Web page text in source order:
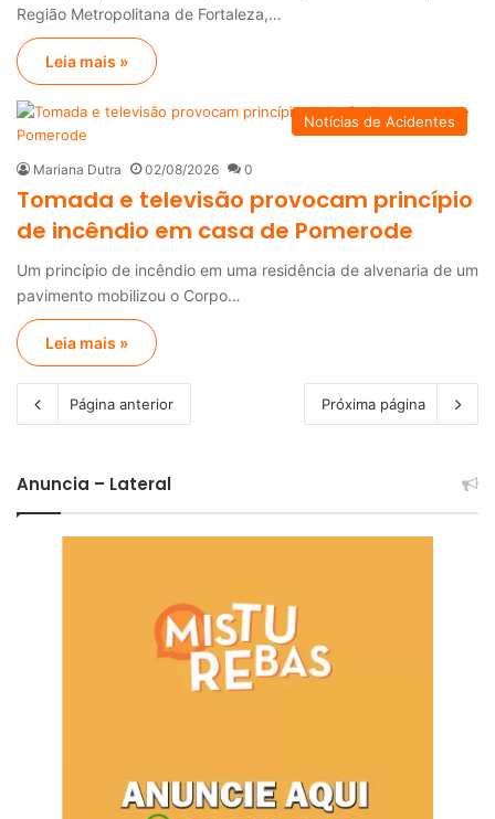
Região Metropolitana de Fortaleza,…
Leia mais »
Notícias de Acidentes
Mariana Dutra 02/08/2026 0
Tomada e televisão provocam princípio
de incêndio em casa de Pomerode
Um princípio de incêndio em uma residência de alvenaria de um
pavimento mobilizou o Corpo…
Leia mais »
Página anterior Próxima página
Anuncia – Lateral